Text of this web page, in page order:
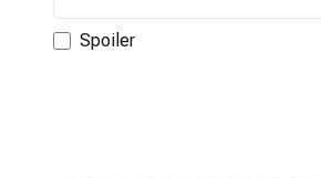
Spoiler